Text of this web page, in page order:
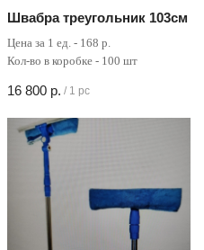
Швабра треугольник 103см
Цена за 1 ед. - 168 р.
Кол-во в коробке - 100 шт
16 800 р. / 1 pc